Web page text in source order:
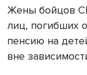
Жены бойцов
лиц, погибших
пенсию на
вне